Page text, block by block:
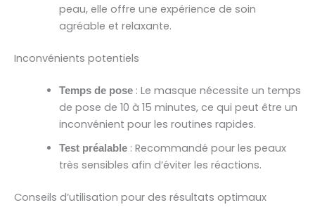
peau, elle offre une expérience de soin
agréable et relaxante.
Inconvénients potentiels
Temps de pose : Le masque nécessite un temps
de pose de 10 à 15 minutes, ce qui peut être un
inconvénient pour les routines rapides.
Test préalable : Recommandé pour les peaux
très sensibles afin d’éviter les réactions.
Conseils d’utilisation pour des résultats optimaux